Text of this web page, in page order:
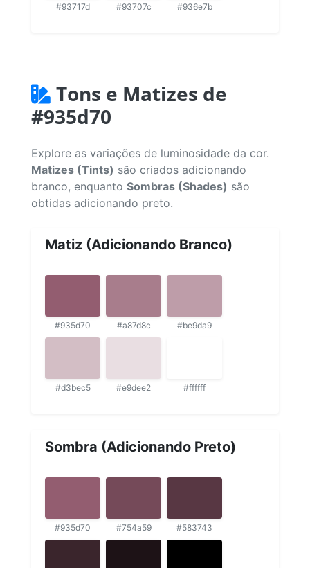
#93717d #93707c #936e7b
Tons e Matizes de
#935d70
Explore as variações de luminosidade da cor.
Matizes (Tints) são criados adicionando
branco, enquanto Sombras (Shades) são
obtidas adicionando preto.
Matiz (Adicionando Branco)
#935d70 #a87d8c #be9da9
#d3bec5 #e9dee2 #ffffff
Sombra (Adicionando Preto)
#935d70 #754a59 #583743